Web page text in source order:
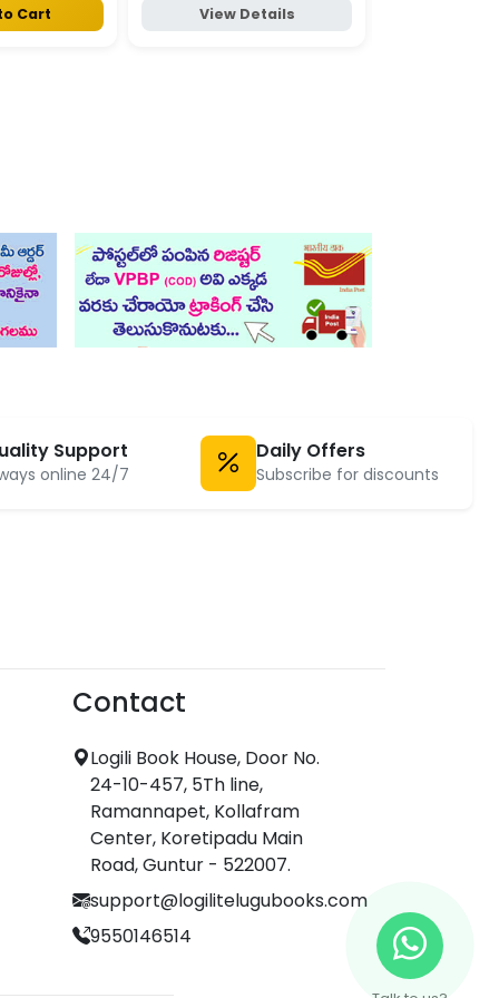
Cart View Details
Support
online 24/7
Daily Offers
Subscribe for discounts
Contact
Logili Book House, Door No.
24-10-457, 5Th line,
Ramannapet, Kollafram
Center, Koretipadu Main
Road, Guntur - 522007.
support@logilitelugubooks.com
9550146514